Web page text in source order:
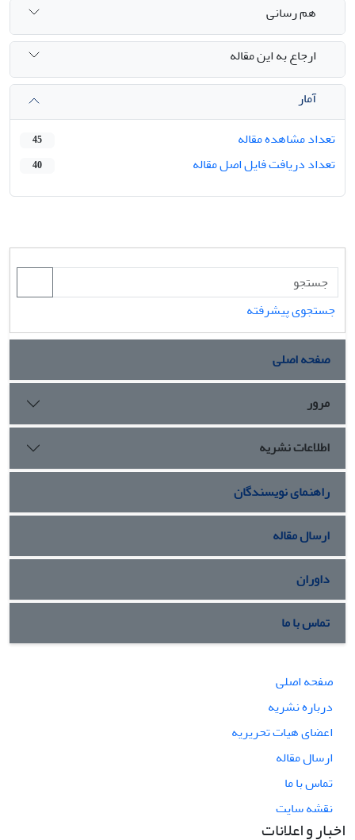
هم رسانی
ارجاع به این مقاله
آمار
تعداد مشاهده مقاله
45
تعداد دریافت فایل اصل مقاله 40
جستجوی پیشرفته
صفحه اصلی
مرور
اطلاعات نشریه
راهنمای نویسندگان
ارسال مقاله
داوران
تماس با ما
صفحه اصلی
درباره نشریه
اعضای هیات تحریریه
ارسال مقاله
تماس با ما
نقشه سایت
اخبار و اعلانات